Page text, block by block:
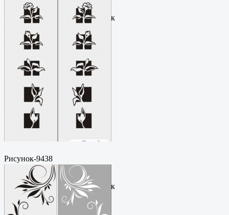
рисунокФормат: cdrЦена: 200
руб.Метки: векторный рисунок
Рисунок-9438
Пескоструйный
рисунокФормат: cdrЦена: 200
руб.Метки: векторный рисунок